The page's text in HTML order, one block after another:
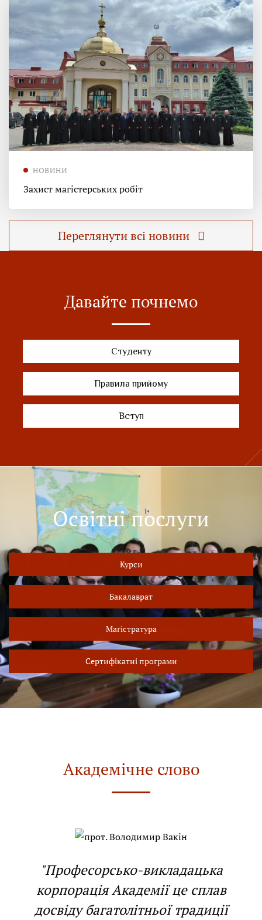
НОВИНИ
Захист магістерських робіт
Переглянути всі новини
Давайте почнемо
Студенту
Правила прийому
Вступ
Освітні послуги
Курси
Бакалаврат
Магістратура
Сертифікатні програми
Академічне слово
"Професорсько-викладацька
корпорація Академії це сплав
досвіду багатолітньої традиції